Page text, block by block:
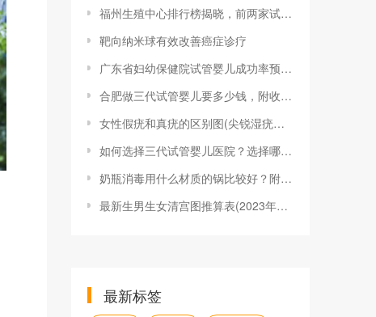
福州生殖中心排行榜揭晓，前两家试管婴儿成
靶向纳米球有效改善癌症诊疗
广东省妇幼保健院试管婴儿成功率预估，做到
合肥做三代试管婴儿要多少钱，附收费明细参
女性假疣和真疣的区别图(尖锐湿疣？别慌，
如何选择三代试管婴儿医院？选择哪家医院的
奶瓶消毒用什么材质的锅比较好？附2023
最新生男生女清宫图推算表(2023年最新
最新标签